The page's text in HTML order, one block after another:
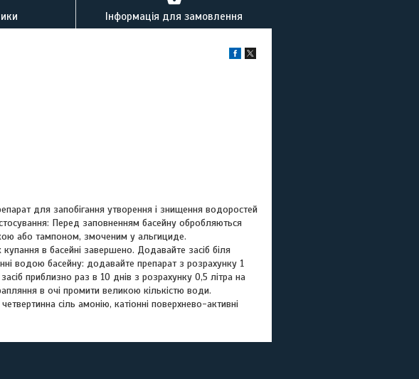
Інформація для замовлення
для запобігання утворення і знищення водоростей
Перед заповненням басейну обробляються
або тампоном, змоченим у альгициде.
в басейні завершено. Додавайте засіб біля
водою басейну: додавайте препарат з розрахунку 1
приблизно раз в 10 днів з розрахунку 0,5 літра на
в очі промити великою кількістю води.
сіль амонію, катіонні поверхнево-активні